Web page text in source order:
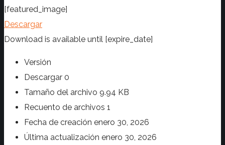
[featured_image]
Descargar
Download is available until [expire_date]
Versión
Descargar 0
Tamaño del archivo 9.94 KB
Recuento de archivos 1
Fecha de creación enero 30, 2026
Última actualización enero 30, 2026